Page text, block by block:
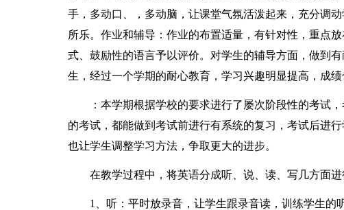
手，多动口、，多动脑，让课堂气氛活泼起来，充分调
所乐。作业和辅导：作业的布置适量，有针对性，重点
式、鼓励性的语言予以评价。对学生的辅导方面，做到
生，经过一个学期的耐心教育，学习兴趣明显提高，成绩
：本学期根据学校的要求进行了屡次阶段性的考试，
的考试，都能做到考试前进行有系统的复习，考试后进
也让学生调整学习方法，争取更大的进步。
在教学过程中，将英语分成听、说、读、写几方面进
1、听：平时放录音，让学生跟录音读，训练学生的